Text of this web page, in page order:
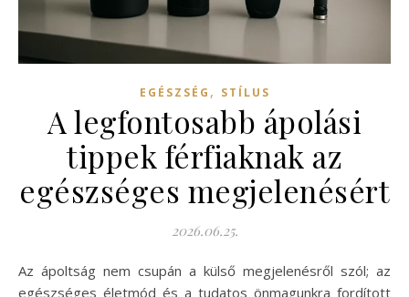
EGÉSZSÉG , STÍLUS
A legfontosabb ápolási
tippek férfiaknak az
egészséges megjelenésért
2026.06.25.
Az ápoltság nem csupán a külső megjelenésről szól; az
egészséges életmód és a tudatos önmagunkra fordított